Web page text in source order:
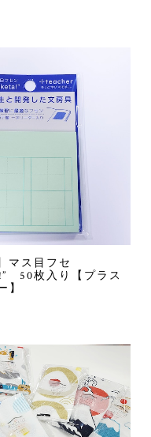
マス目フセ
50枚入り【プラス
】